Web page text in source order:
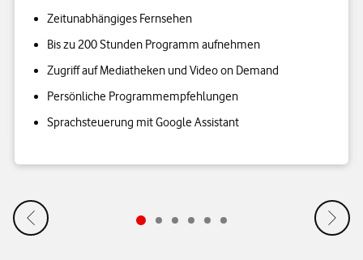
Zeitunabhängiges Fernsehen
Bis zu 200 Stunden Programm aufnehmen
Zugriff auf Mediatheken und Video on Demand
Persönliche Programmempfehlungen
Sprachsteuerung mit Google Assistant